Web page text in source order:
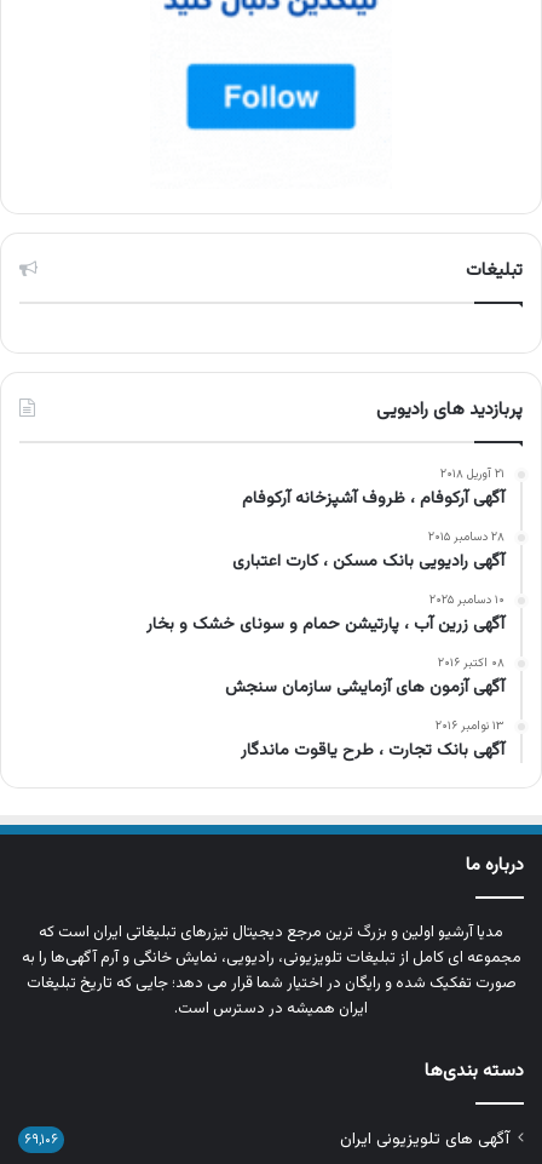
تبلیغات
پربازدید های رادیویی
۲۱ آوریل ۲۰۱۸
آگهی آرکوفام ، ظروف آشپزخانه آرکوفام
۲۸ دسامبر ۲۰۱۵
آگهی رادیویی بانک مسکن ، کارت اعتباری
۱۰ دسامبر ۲۰۲۵
آگهی زرین آب ، پارتیشن حمام و سونای خشک و بخار
۰۸ اکتبر ۲۰۱۶
آگهی آزمون های آزمایشی سازمان سنجش
۱۳ نوامبر ۲۰۱۶
آگهی بانک تجارت ، طرح یاقوت ماندگار
درباره ما
مدیا آرشیو اولین و بزرگ‌ ترین مرجع دیجیتال تیزرهای تبلیغاتی ایران است که
مجموعه‌ ای کامل از تبلیغات تلویزیونی، رادیویی، نمایش خانگی و آرم‌ آگهی‌ها را به‌
صورت تفکیک‌ شده و رایگان در اختیار شما قرار می‌ دهد؛ جایی که تاریخ تبلیغات
ایران همیشه در دسترس است.
دسته بندی‌ها
آگهی های تلویزیونی ایران ۶۹,۱۰۶